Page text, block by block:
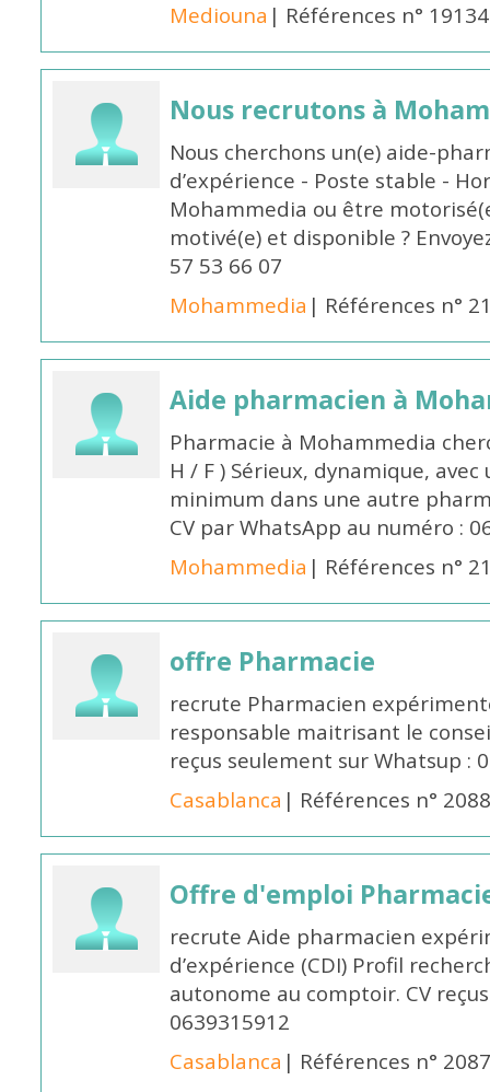
Mediouna | Références n° 19134
Nous recrutons à
Nous cherchons un(e) aide-
d’expérience - Poste stable -
Mohammedia ou être
motivé(e) et disponible ?
57 53 66 07
Mohammedia | Références n°
Aide pharmacien à
Pharmacie à Mohammedia
H / F ) Sérieux, dynamique,
minimum dans une autre
CV par WhatsApp au numéro :
Mohammedia | Références n°
offre Pharmacie
recrute Pharmacien
responsable maitrisant le
reçus seulement sur Whatsup :
Casablanca | Références n°
Offre d'emploi
recrute Aide pharmacien
d’expérience (CDI) Profil
autonome au comptoir. CV
0639315912
Casablanca | Références n°